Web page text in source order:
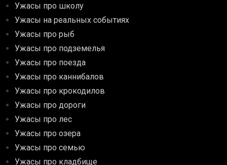
Ужасы про школу
Ужасы на реальных событиях
Ужасы про рыб
Ужасы про подземелья
Ужасы про поезда
Ужасы про каннибалов
Ужасы про крокодилов
Ужасы про дороги
Ужасы про лес
Ужасы про озера
Ужасы про семью
Ужасы про кладбище